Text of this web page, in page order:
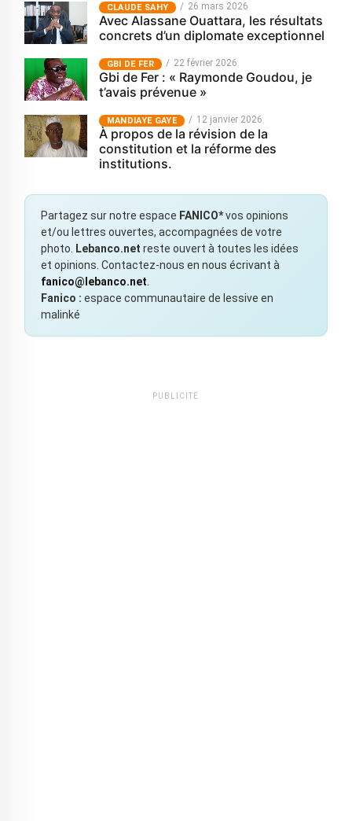
CLAUDE SAHY 26 mars 2026
Avec Alassane Ouattara, les résultats
concrets d’un diplomate exceptionnel
GBI DE FER 22 février 2026
Gbi de Fer : « Raymonde Goudou, je
t’avais prévenue »
MANDIAYE GAYE 12 janvier 2026
À propos de la révision de la
constitution et la réforme des
institutions.
Partagez sur notre espace FANICO*vos opinions
et/ou lettres ouvertes, accompagnées de votre
photo.
Lebanco.net reste ouvert à toutes les idées
et opinions. Contactez-nous en nous écrivant à
fanico@lebanco.net
Fanico : espace communautaire de lessive en
malinké
PUBLICITÉ